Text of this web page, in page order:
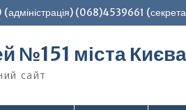
(068)4539661
№151 міста Києва
сайт